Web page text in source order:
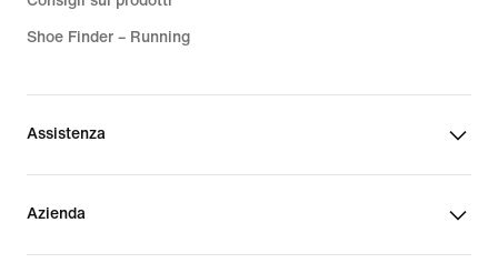
Shoe Finder – Running
Assistenza
Azienda